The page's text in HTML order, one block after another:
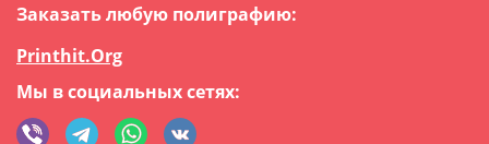
Заказать любую полиграфию:
Printhit.Org
Мы в социальных сетях: